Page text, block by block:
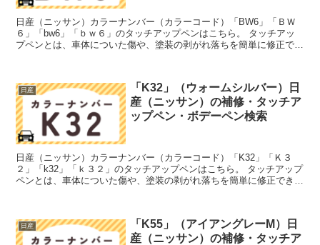
日産（ニッサン）カラーナンバー（カラーコード）「BW6」「ＢＷ
６」「bw6」「ｂｗ６」のタッチアップペンはこちら。 タッチアッ
プペンとは、車体についた傷や、塗装の剥がれ落ちを簡単に修正でき
日産
「K32」（ウォームシルバー）日
産（ニッサン）の補修・タッチア
ップペン・ボデーペン検索
日産（ニッサン）カラーナンバー（カラーコード）「K32」「Ｋ３
２」「k32」「ｋ３２」のタッチアップペンはこちら。 タッチアップ
ペンとは、車体についた傷や、塗装の剥がれ落ちを簡単に修正できる
日産
「K55」（アイアングレーM）日
産（ニッサン）の補修・タッチア